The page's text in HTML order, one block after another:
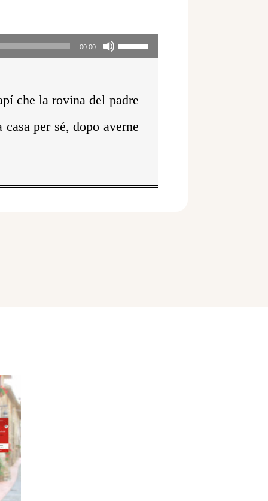
00:00
Pfeiltasten
benutzen,
che la rovina del padre
per sé, dopo averne